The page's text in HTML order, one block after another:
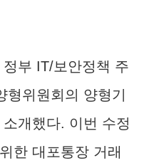
부 IT/보안정책 주
위원회의 양형기
개했다. 이번 수정
한 대포통장 거래